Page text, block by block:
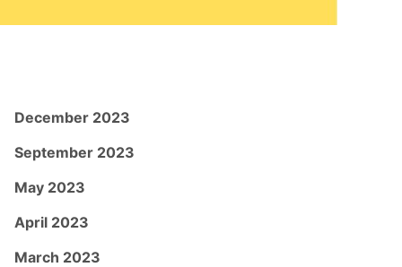
December 2023
September 2023
May 2023
April 2023
March 2023